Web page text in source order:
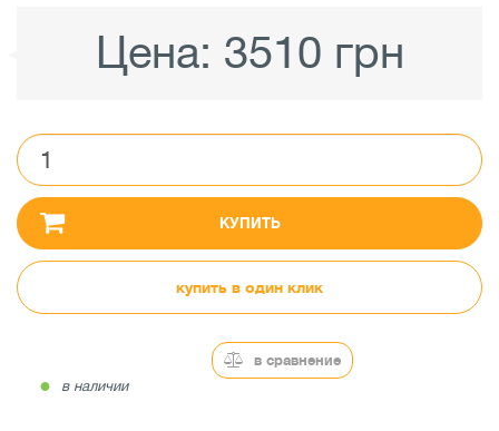
Цена: 3510 грн
КУПИТЬ
купить в один клик
● в наличии
в сравнение